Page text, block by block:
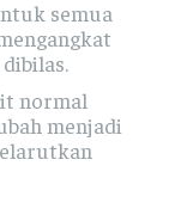
semua
normal
menjadi